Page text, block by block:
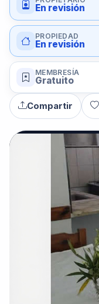
En revisión
PROPIEDAD
En revisión
MEMBRESÍA
Gratuito
Compartir